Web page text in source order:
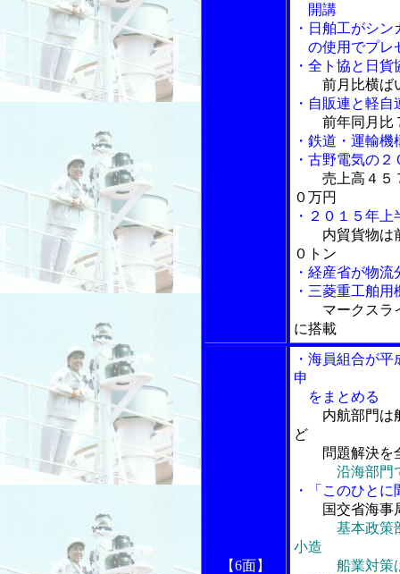
開講
・日舶工がシ
の使用でプレ
・全ト協と日
前月比横ば
・自販連と軽
前年同月比
・鉄道・運輸
・古野電気の
売上高４５
０万円
・２０１５年
内貿貨物は
０トン
・経産省が物
・三菱重工舶
マークスラ
に搭載
【6面】
・海員組合が
申
をまとめる
内航部門は
ど
問題解決を
沿海部門
・「このひとに
国交省海
基本政策
小造
船業対策は